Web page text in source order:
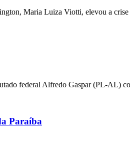
Maria Luiza Viotti, elevou a
federal Alfredo Gaspar (PL-AL)
Paraíba